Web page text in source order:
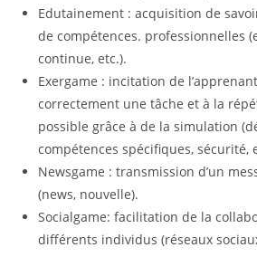
Edutainement : acquisition de
de compétences. professionnelles
continue, etc.).
Exergame : incitation de
correctement une tâche et à la
possible grâce à de la simulation
compétences spécifiques, sécurité,
Newsgame : transmission d’un
(news, nouvelle).
Socialgame: facilitation de la
différents individus (réseaux